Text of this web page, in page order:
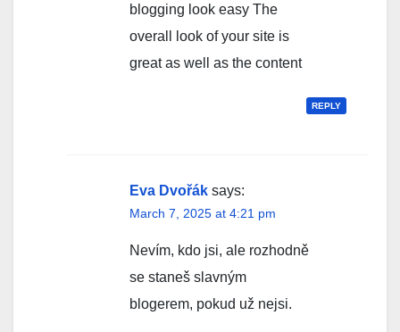
blogging look easy The
overall look of your site is
great as well as the content
REPLY
Eva Dvořák says:
March 7, 2025 at 4:21 pm
Nevím, kdo jsi, ale rozhodně
se staneš slavným
blogerem, pokud už nejsi.